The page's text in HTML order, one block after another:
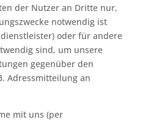
der Nutzer an Dritte nur,
notwendig ist
oder für andere
sind, um unsere
gegenüber den
Adressmitteilung an
mit uns (per